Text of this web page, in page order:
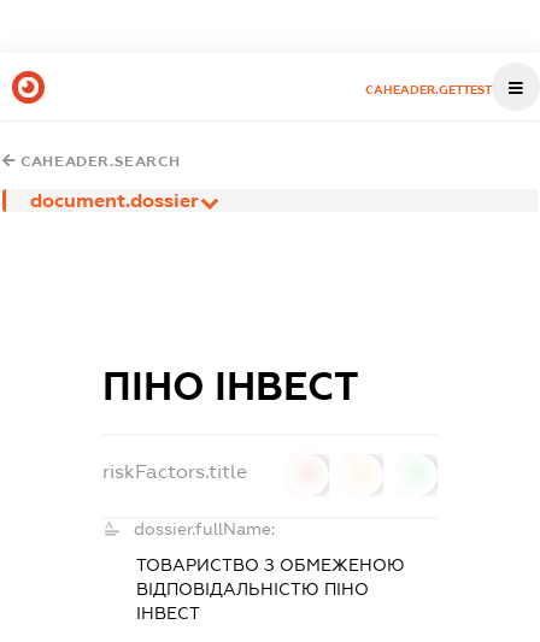
CAHEADER.GETTEST
CAHEADER.SEARCH
document.dossier
ПІНО ІНВЕСТ
riskFactors.title
dossier.fullName:
ТОВАРИСТВО З ОБМЕЖЕНОЮ
ВІДПОВІДАЛЬНІСТЮ ПІНО
ІНВЕСТ